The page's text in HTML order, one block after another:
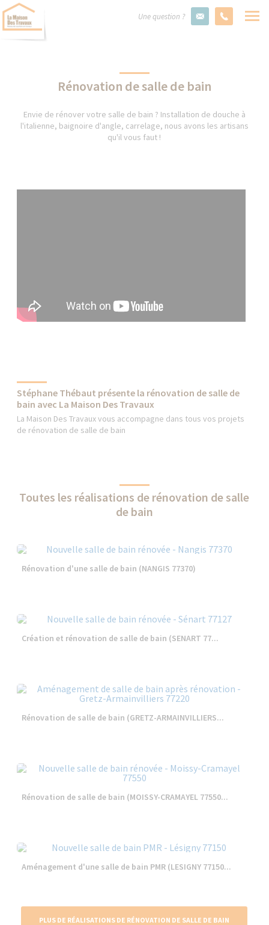
Une question ?
Rénovation de salle de bain
Envie de rénover votre salle de bain ? Installation de douche à
l'italienne, baignoire d'angle, carrelage, nous avons les artisans
qu'il vous faut !
Stéphane Thébaut présente la rénovation de salle de
bain avec La Maison Des Travaux
La Maison Des Travaux vous accompagne dans tous vos projets
de rénovation de salle de bain
Toutes les réalisations de rénovation de salle
de bain
Rénovation d'une salle de bain (NANGIS 77370)
Création et rénovation de salle de bain (SENART 77...
Rénovation de salle de bain (GRETZ-ARMAINVILLIERS...
Rénovation de salle de bain (MOISSY-CRAMAYEL 77550...
Aménagement d'une salle de bain PMR (LESIGNY 77150...
PLUS DE RÉALISATIONS DE RÉNOVATION DE SALLE DE BAIN